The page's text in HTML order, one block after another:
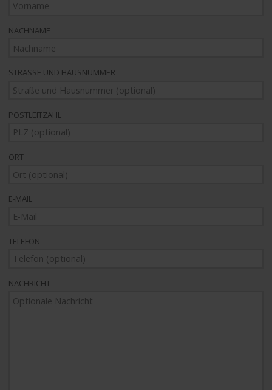
NACHNAME
STRASSE UND HAUSNUMMER
POSTLEITZAHL
ORT
E-MAIL
TELEFON
NACHRICHT